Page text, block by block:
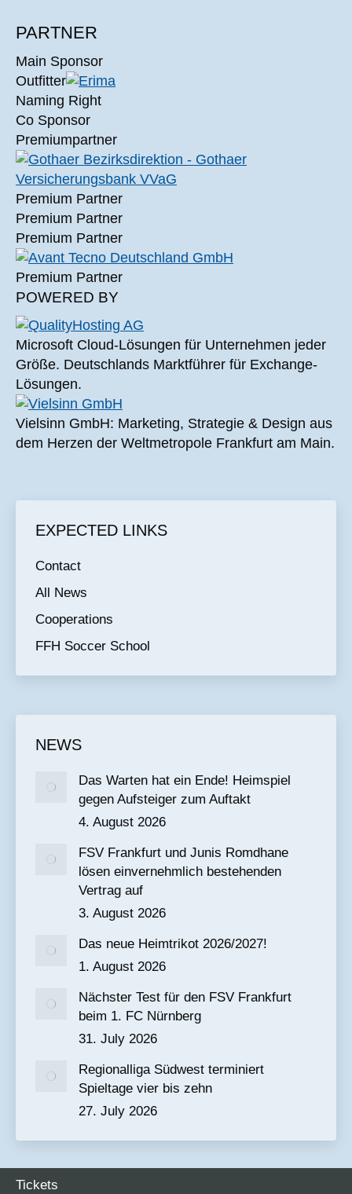
PARTNER
Main Sponsor
Outfitter
Naming Right
Co Sponsor
Premiumpartner
Premium Partner
Premium Partner
Premium Partner
Premium Partner
POWERED BY
Microsoft Cloud-Lösungen für Unternehmen jeder
Größe. Deutschlands Marktführer für Exchange-
Lösungen.
Vielsinn GmbH: Marketing, Strategie & Design aus
dem Herzen der Weltmetropole Frankfurt am Main.
EXPECTED LINKS
Contact
All News
Cooperations
FFH Soccer School
NEWS
Das Warten hat ein Ende! Heimspiel
gegen Aufsteiger zum Auftakt
4. August 2026
FSV Frankfurt und Junis Romdhane
lösen einvernehmlich bestehenden
Vertrag auf
3. August 2026
Das neue Heimtrikot 2026/2027!
1. August 2026
Nächster Test für den FSV Frankfurt
beim 1. FC Nürnberg
31. July 2026
Regionalliga Südwest terminiert
Spieltage vier bis zehn
27. July 2026
Tickets